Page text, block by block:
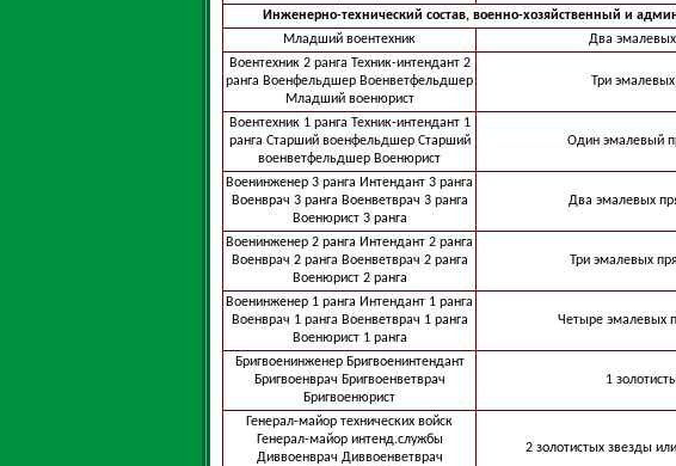
Инженерно-технический состав, военно-хозяйственный и
Младший воентехник
Два
Воентехник 2 ранга Техник-интендант 2
ранга Военфельдшер Военветфельдшер
Младший военюрист
Три
Воентехник 1 ранга Техник-интендант 1
ранга Старший военфельдшер Старший
военветфельдшер Военюрист
Один эмалевый
Военинженер 3 ранга Интендант 3 ранга
Военврач 3 ранга Военветврач 3 ранга
Военюрист 3 ранга
Два эмалевых
Военинженер 2 ранга Интендант 2 ранга
Военврач 2 ранга Военветврач 2 ранга
Военюрист 2 ранга
Три эмалевых
Военинженер 1 ранга Интендант 1 ранга
Военврач 1 ранга Военветврач 1 ранга
Военюрист 1 ранга
Четыре эмалевых
Бригвоенинженер Бригвоенинтендант
Бригвоенврач Бригвоенветврач
Бригвоенюрист
1
Генерал-майор технических войск
Генерал-майор интенд.службы
Диввоенврач Диввоенветврач
2 золотистых звезды